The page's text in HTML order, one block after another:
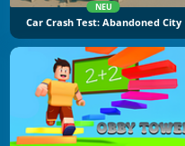
NEU
Car Crash Test: Abandoned City